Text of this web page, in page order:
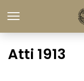
Atti 1913